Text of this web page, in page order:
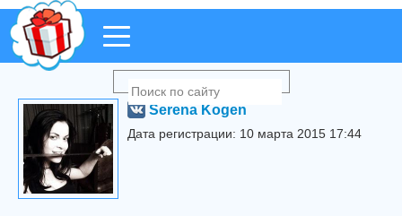
Serena Kogen
Дата регистрации: 10 марта 2015 17:44